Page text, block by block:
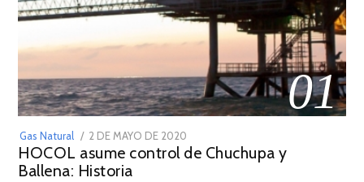
01
Gas Natural
POSTED
ON
2 DE MAYO DE 2020
DE
HOCOL asume control de Chuchupa y
Ballena: Historia